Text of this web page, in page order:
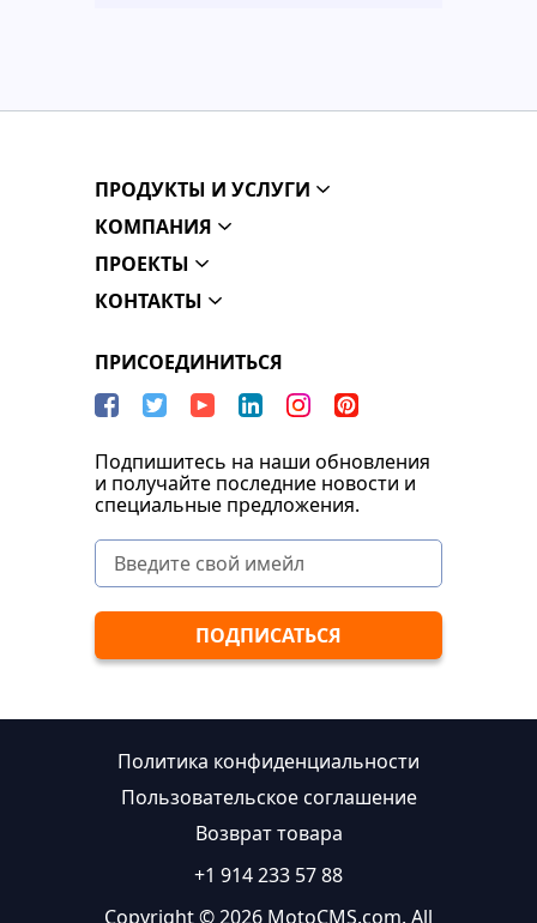
ПРОДУКТЫ И УСЛУГИ
КОМПАНИЯ
ПРОЕКТЫ
КОНТАКТЫ
ПРИСОЕДИНИТЬСЯ
Подпишитесь на наши обновления
и получайте последние новости и
специальные предложения.
Политика конфиденциальности
Пользовательское соглашение
Возврат товара
+1 914 233 57 88
Copyright © 2026 MotoCMS.com. All